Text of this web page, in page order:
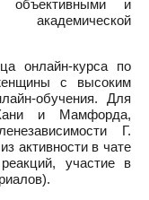
и
академической
онлайн-курса по
с высоким
обучения. Для
и Мамфорда,
Г.
активности в чате
участие в